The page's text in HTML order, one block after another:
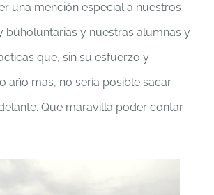
una mención especial a nuestros
búholuntarias y nuestras alumnas y
que, sin su esfuerzo y
año más, no sería posible sacar
Que maravilla poder contar